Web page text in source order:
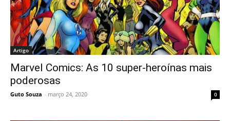
Artigo
Marvel Comics: As 10 super-heroínas mais
poderosas
Guto Souza - março 24, 2020 0